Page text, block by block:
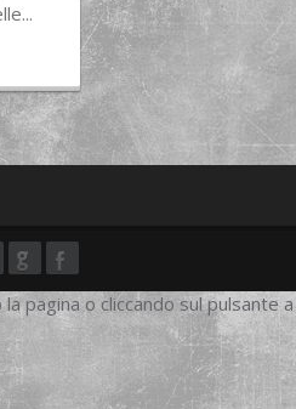
la pagina o cliccando sul pulsante a